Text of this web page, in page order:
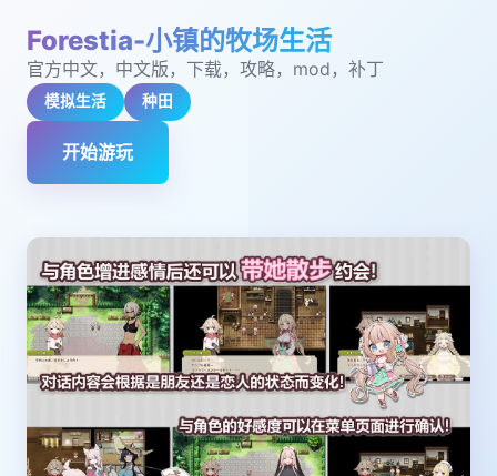
Forestia-小镇的牧场生活
官方中文，中文版，下载，攻略，mod，补丁
模拟生活 种田
开始游玩